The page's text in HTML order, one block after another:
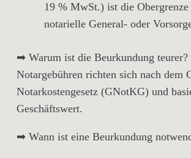
19 % MwSt.) ist die
notarielle General- oder
➡ Warum ist die Beurkundung teurer?
Notargebühren richten sich nach dem
Notarkostengesetz (GNotKG) und
Geschäftswert.
➡ Wann ist eine Beurkundung